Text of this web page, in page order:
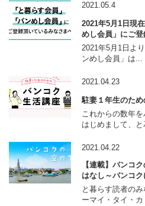
2021.05.4
2021年5月1日現
めし会員」にご
2021年5月1日よ
ンめし会員」は...
2021.04.23
駐妻１年生のた
これからの数年
はじめまして、と
2021.04.22
【連載】バンコ
はなし～バンコ
と暮らす読者の
ーマイ・タイ・